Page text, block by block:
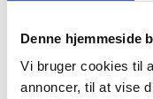
Denne hjemmeside
Vi bruger cookies til
annoncer, til at vise